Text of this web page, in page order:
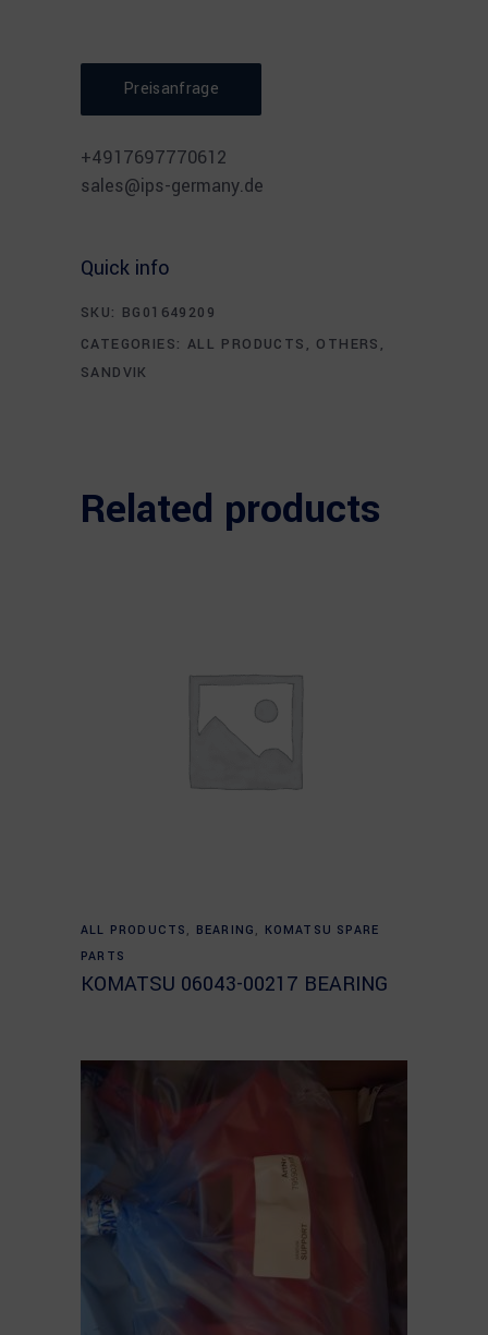
Preisanfrage
+4917697770612
sales@ips-germany.de
Quick info
SKU: BG01649209
CATEGORIES: ALL PRODUCTS , OTHERS ,
SANDVIK
Related products
Read more
ALL PRODUCTS , BEARING , KOMATSU SPARE
PARTS
KOMATSU 06043-00217 BEARING